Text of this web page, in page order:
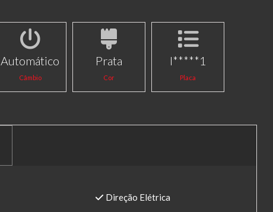
Automático
Câmbio
Prata
Cor
I*****1
Placa
Direção Elétrica